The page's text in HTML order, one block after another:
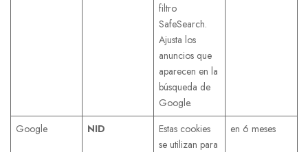
filtro
SafeSearch.
Ajusta los
anuncios que
aparecen en la
búsqueda de
Google.
Google NID
Estas cookies
se utilizan para
en 6 meses